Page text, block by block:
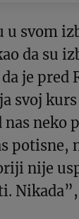
svom
da su
je pred
svoj
neko
potisne,
nije